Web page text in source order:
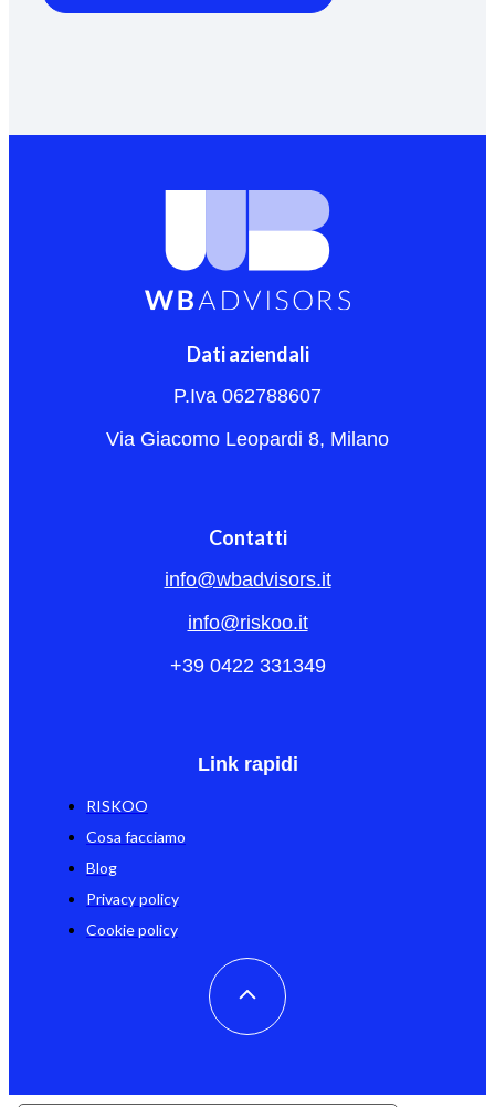
Dati aziendali
P.Iva 062788607
Via Giacomo Leopardi 8, Milano
Contatti
info@wbadvisors.it
info@riskoo.it
+39 0422 331349
Link rapidi
RISKOO
Cosa facciamo
Blog
Privacy policy
Cookie policy